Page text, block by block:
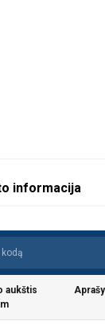
informacija
aukštis
m